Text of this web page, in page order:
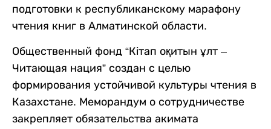
подготовки к республиканскому марафону
чтения книг в Алматинской области.
Общественный фонд “Кітап оқитын ұлт –
Читающая нация” создан с целью
формирования устойчивой культуры чтения в
Казахстане. Меморандум о сотрудничестве
закрепляет обязательства акимата